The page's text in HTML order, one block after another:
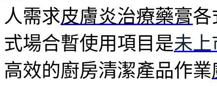
人需求皮膚炎治療藥膏各
式場合暫使用項目是未上
高效的廚房清潔產品作業